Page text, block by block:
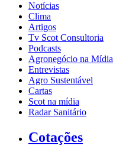
Notícias
Clima
Artigos
Tv Scot Consultoria
Podcasts
Agronegócio na Mídia
Entrevistas
Agro Sustentável
Cartas
Scot na mídia
Radar Sanitário
Cotações